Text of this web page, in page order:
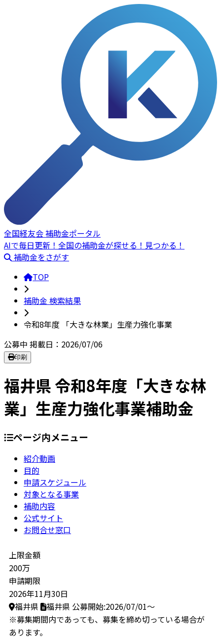
全国経友会 補助金ポータル
AIで毎日更新！全国の補助金が探せる！見つかる！
補助金をさがす
TOP
補助金 検索結果
令和8年度 「大きな林業」生産力強化事業
公募中 掲載日：2026/07/06
印刷
福井県 令和8年度「大きな林
業」生産力強化事業補助金
ページ内メニュー
紹介動画
目的
申請スケジュール
対象となる事業
補助内容
公式サイト
お問合せ窓口
上限金額
200万
申請期限
2026年11月30日
福井県
福井県 公募開始:2026/07/01～
※募集期間内であっても、募集を締め切っている場合が
あります。